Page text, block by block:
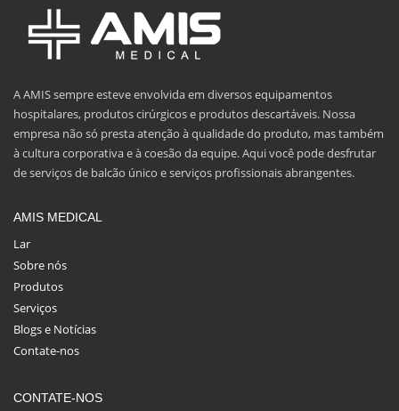
A AMIS sempre esteve envolvida em diversos equipamentos
hospitalares, produtos cirúrgicos e produtos descartáveis. Nossa
empresa não só presta atenção à qualidade do produto, mas também
à cultura corporativa e à coesão da equipe. Aqui você pode desfrutar
de serviços de balcão único e serviços profissionais abrangentes.
AMIS MEDICAL
Lar
Sobre nós
Produtos
Serviços
Blogs e Notícias
Contate-nos
CONTATE-NOS